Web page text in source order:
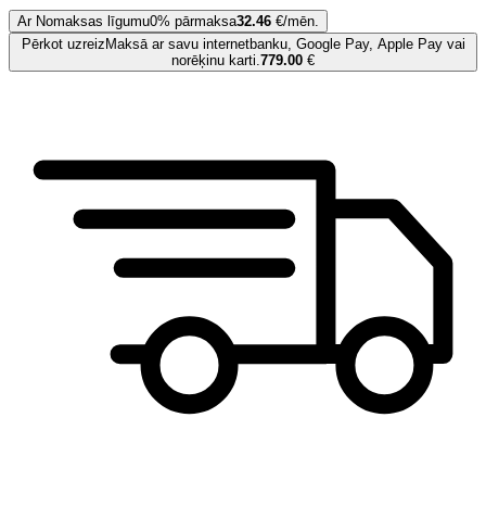
Ar Nomaksas līgumu0% pārmaksa32.46 €/mēn.
Pērkot uzreiz Maksā ar savu internetbanku, Google Pay, Apple Pay vai
norēķinu karti.779.00 €